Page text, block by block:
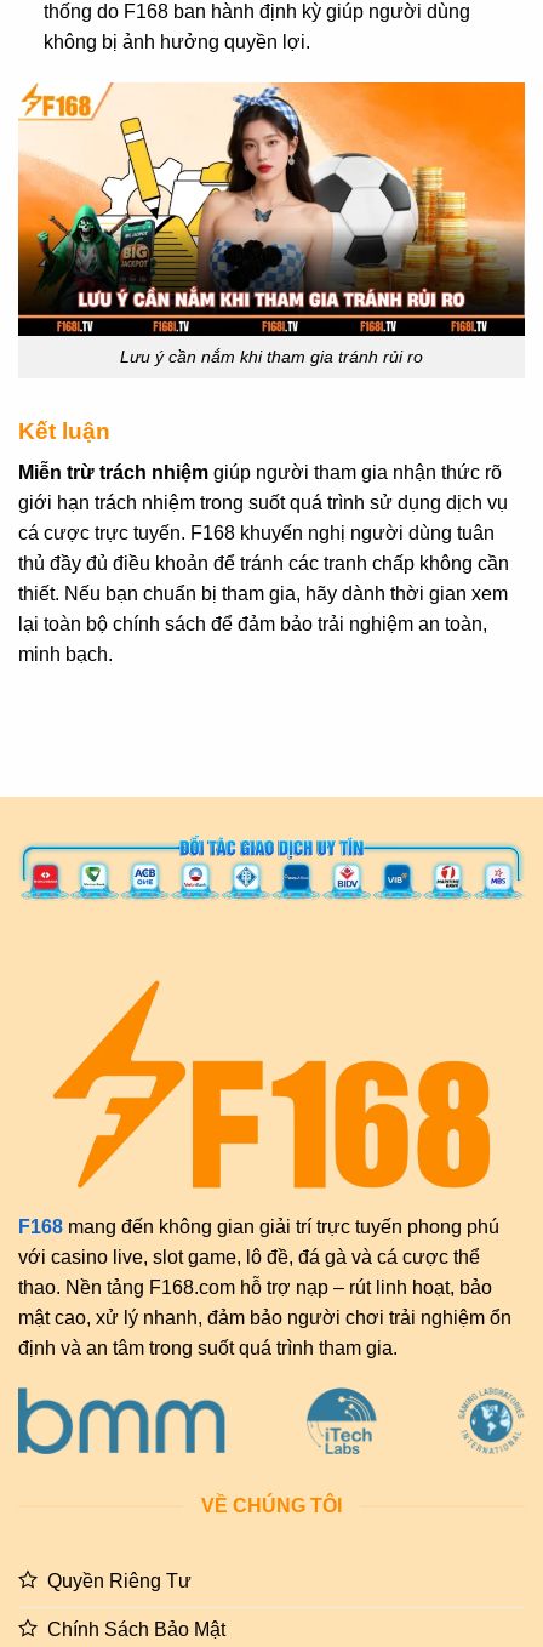
thống do F168 ban hành định kỳ giúp người dùng
không bị ảnh hưởng quyền lợi.
Lưu ý cần nắm khi tham gia tránh rủi ro
Kết luận
Miễn trừ trách nhiệm giúp người tham gia nhận thức rõ
giới hạn trách nhiệm trong suốt quá trình sử dụng dịch vụ
cá cược trực tuyến. F168 khuyến nghị người dùng tuân
thủ đầy đủ điều khoản để tránh các tranh chấp không cần
thiết. Nếu bạn chuẩn bị tham gia, hãy dành thời gian xem
lại toàn bộ chính sách để đảm bảo trải nghiệm an toàn,
minh bạch.
F168 mang đến không gian giải trí trực tuyến phong phú
với casino live, slot game, lô đề, đá gà và cá cược thể
thao. Nền tảng F168.com hỗ trợ nạp – rút linh hoạt, bảo
mật cao, xử lý nhanh, đảm bảo người chơi trải nghiệm ổn
định và an tâm trong suốt quá trình tham gia.
VỀ CHÚNG TÔI
Quyền Riêng Tư
Chính Sách Bảo Mật